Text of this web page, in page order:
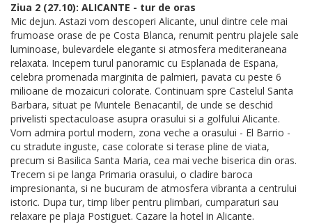
Ziua 2 (27.10): ALICANTE - tur de oras
Mic dejun. Astazi vom descoperi Alicante, unul dintre cele mai
frumoase orase de pe Costa Blanca, renumit pentru plajele sale
luminoase, bulevardele elegante si atmosfera mediteraneana
relaxata. Incepem turul panoramic cu Esplanada de Espana,
celebra promenada marginita de palmieri, pavata cu peste 6
milioane de mozaicuri colorate. Continuam spre Castelul Santa
Barbara, situat pe Muntele Benacantil, de unde se deschid
privelisti spectaculoase asupra orasului si a golfului Alicante.
Vom admira portul modern, zona veche a orasului - El Barrio -
cu stradute inguste, case colorate si terase pline de viata,
precum si Basilica Santa Maria, cea mai veche biserica din oras.
Trecem si pe langa Primaria orasului, o cladire baroca
impresionanta, si ne bucuram de atmosfera vibranta a centrului
istoric. Dupa tur, timp liber pentru plimbari, cumparaturi sau
relaxare pe plaja Postiguet. Cazare la hotel in Alicante.